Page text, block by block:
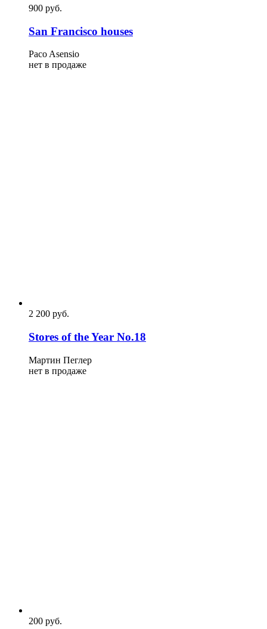
900 pуб.
San Francisco houses
Paco Asensio
нет в продаже
2 200 pуб.
Stores of the Year No.18
Мартин Пеглер
нет в продаже
200 pуб.